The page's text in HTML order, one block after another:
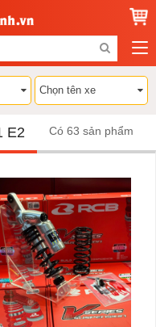
E2 Có 63 sản phẩm